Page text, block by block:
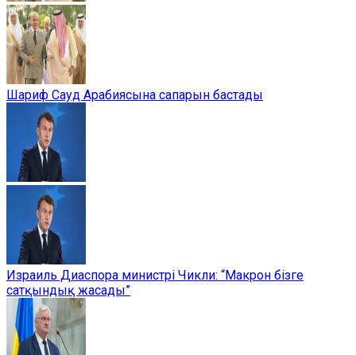
Шариф Сауд Арабиясына сапарын бастады
Израиль Диаспора министрі Чикли: “Макрон бізге
сатқындық жасады”